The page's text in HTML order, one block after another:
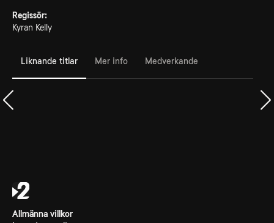
Regissör:
Kyran Kelly
Liknande titlar Mer info Medverkande
Allmänna villkor